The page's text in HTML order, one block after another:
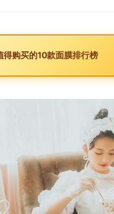
得购买的10款面膜排行榜